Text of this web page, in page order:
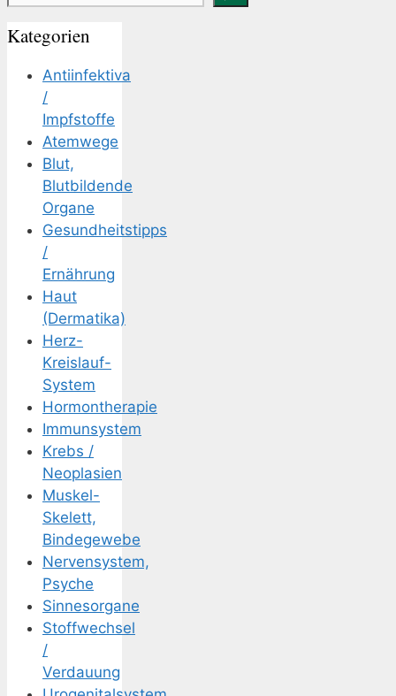
Kategorien
Antiinfektiva
/
Impfstoffe
Atemwege
Blut,
Blutbildende
Organe
Gesundheitstipps
/
Ernährung
Haut
(Dermatika)
Herz-
Kreislauf-
System
Hormontherapie
Immunsystem
Krebs /
Neoplasien
Muskel-
Skelett,
Bindegewebe
Nervensystem,
Psyche
Sinnesorgane
Stoffwechsel
/
Verdauung